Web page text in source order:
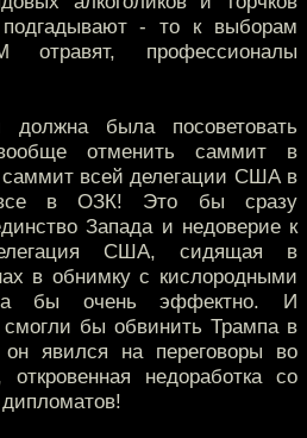
- то к выборам
профессионалы
была посоветовать
отменить саммит в
саммит всей делегации США в
в ОЗК! Это бы сразу
Запада и недоверие к
США, сидящая в
в обнимку с кислородными
бы очень эффектно. И
бы обвинить Трампа в
явился на переговоры во
недоработка со